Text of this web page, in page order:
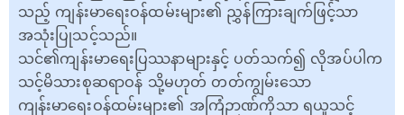
သည့် ကျန်းမာရေးဝန်ထမ်းများ၏ ညွှန်ကြားချက်ဖြင့်သာ
အသုံးပြုသင့်သည်။
သင်၏ကျန်းမာရေးပြဿနာများနှင့် ပတ်သက်၍ လိုအပ်ပါက
သင့်မိသားစုဆရာဝန် သို့မဟုတ် တတ်ကျွမ်းသော
ကျန်းမာရေးဝန်ထမ်းများ၏ အကြံဉာဏ်ကိုသာ ရယူသင့်